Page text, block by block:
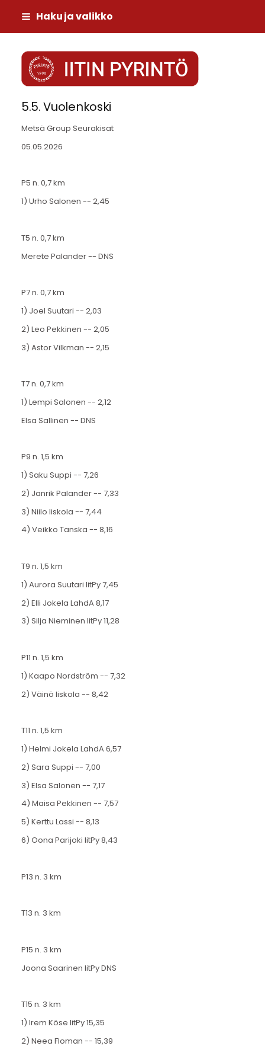
Siirry
sivun
sisältöön
Haku ja valikko
Iitin Pyrintö
5.5. Vuolenkoski
Metsä Group Seurakisat
05.05.2026
P5 n. 0,7 km
1) Urho Salonen -- 2,45
T5 n. 0,7 km
Merete Palander -- DNS
P7 n. 0,7 km
1) Joel Suutari -- 2,03
2) Leo Pekkinen -- 2,05
3) Astor Vilkman -- 2,15
T7 n. 0,7 km
1) Lempi Salonen -- 2,12
Elsa Sallinen -- DNS
P9 n. 1,5 km
1) Saku Suppi -- 7,26
2) Janrik Palander -- 7,33
3) Niilo Iiskola -- 7,44
4) Veikko Tanska -- 8,16
T9 n. 1,5 km
1) Aurora Suutari IitPy 7,45
2) Elli Jokela LahdA 8,17
3) Silja Nieminen IitPy 11,28
P11 n. 1,5 km
1) Kaapo Nordström -- 7,32
2) Väinö Iiskola -- 8,42
T11 n. 1,5 km
1) Helmi Jokela LahdA 6,57
2) Sara Suppi -- 7,00
3) Elsa Salonen -- 7,17
4) Maisa Pekkinen -- 7,57
5) Kerttu Lassi -- 8,13
6) Oona Parijoki IitPy 8,43
P13 n. 3 km
T13 n. 3 km
P15 n. 3 km
Joona Saarinen IitPy DNS
T15 n. 3 km
1) Irem Köse IitPy 15,35
2) Neea Floman -- 15,39